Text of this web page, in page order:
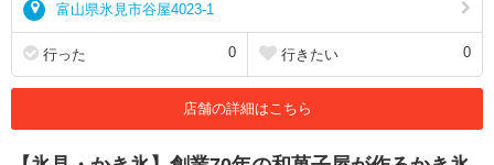
富山県氷見市谷屋4023-1
行った 0 行きたい 0
店舗の詳細はこちら